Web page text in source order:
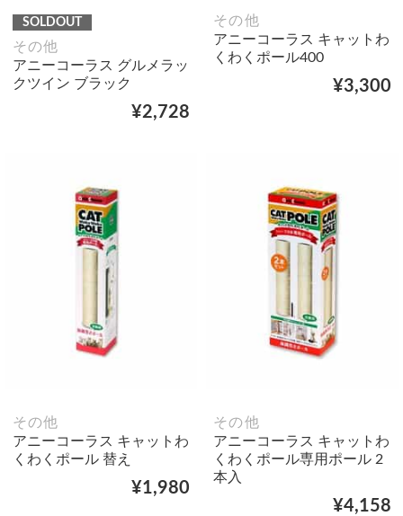
SOLDOUT
その他
アニーコーラス グルメラッ
クツイン ブラック
¥2,728
その他
アニーコーラス キャットわ
くわくポール400
¥3,300
その他
アニーコーラス キャットわ
くわくポール 替え
¥1,980
その他
アニーコーラス キャットわ
くわくポール専用ポール 2
本入
¥4,158